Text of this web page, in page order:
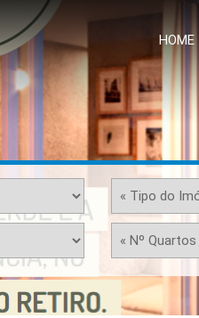
HOME